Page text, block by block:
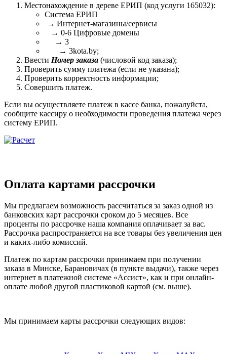
Местонахождение в дереве ЕРИП (код услуги 165032):
Система ЕРИП
→ Интернет-магазины/сервисы
→ 0-6 Цифровые домены
→ 3
→ 3kota.by;
Ввести Номер заказа (числовой код заказа);
Проверить сумму платежа (если не указана);
Проверить корректность информации;
Совершить платеж.
Если вы осуществляете платеж в кассе банка, пожалуйста,
сообщите кассиру о необходимости проведения платежа через
систему ЕРИП.
Оплата картами рассрочки
Мы предлагаем возможность рассчитаться за заказ одной из
банковских карт рассрочки сроком до 5 месяцев. Все
проценты по рассрочке наша компания оплачивает за вас.
Рассрочка распространяется на все товары без увеличения цен
и каких-либо комиссий.
Платеж по картам рассрочки принимаем при получении
заказа в Минске, Барановичах (в пункте выдачи), также через
интернет в платежной системе «Ассист», как и при онлайн-
оплате любой другой пластиковой картой (см. выше).
Мы принимаем карты рассрочки следующих видов: